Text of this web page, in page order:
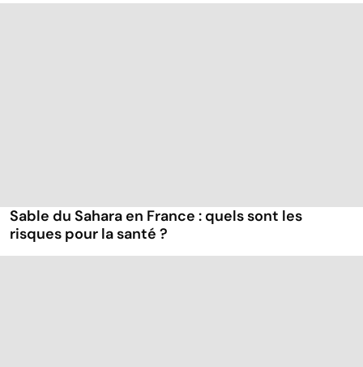
Sable du Sahara en France : quels sont les
risques pour la santé ?